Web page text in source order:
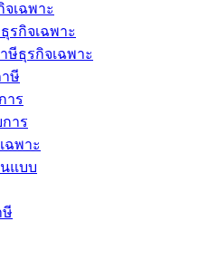
เฉพาะ
รกิจเฉพาะ
ษีธุรกิจเฉพาะ
ษี
าร
าร
ฉพาะ
แบบ
ษี